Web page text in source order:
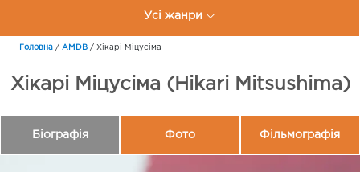
Усі жанри
Головна / AMDB / Хікарі Міцусіма
Хікарі Міцусіма (Hikari Mitsushima)
Біографія Фото Фільмографія